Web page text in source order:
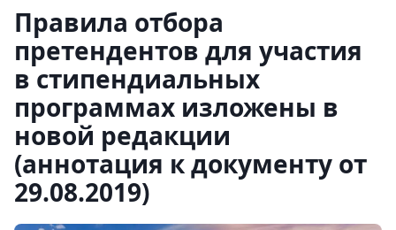
Правила отбора
претендентов для участия
в стипендиальных
программах изложены в
новой редакции
(аннотация к документу от
29.08.2019)